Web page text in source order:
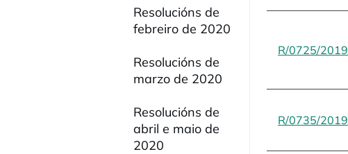
Resolucións de
febreiro de 2020
Resolucións de
marzo de 2020
Resolucións de
abril e maio de
2020
R/0725/2019
R/0735/2019